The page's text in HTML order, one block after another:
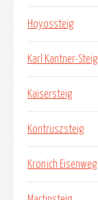
Hoyossteig
Karl Kantner-Steig
Kaisersteig
Kontruszsteig
Kronich Eisenweg